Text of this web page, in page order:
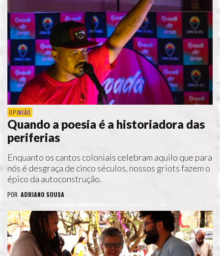
OPINIÃO
Quando a poesia é a historiadora das
periferias
Enquanto os cantos coloniais celebram aquilo que para
nós é desgraça de cinco séculos, nossos griots fazem o
épico da autoconstrução.
POR ADRIANO SOUSA